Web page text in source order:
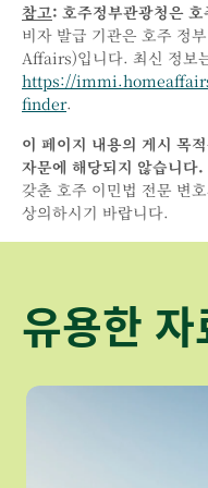
참고: 호주정부관광청은
비자 발급 기관은 호주 정
Affairs)입니다. 최신 정보
https://
finder.
이 페이지 내용의 게시 목
자문에 해당되지 않습니다.
갖춘 호주 이민법 전문 변
상의하시기 바랍니다.
유용한 자